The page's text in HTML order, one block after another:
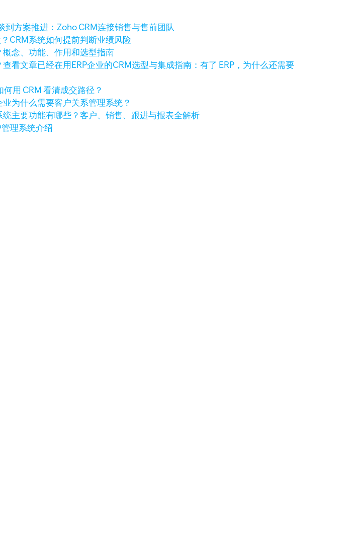
到方案推进：Zoho CRM连接销售与售前团队
CRM系统如何提前判断业绩风险
概念、功能、作用和选型指南
查看文章已经在用ERP企业的CRM选型与集成指南：有了 ERP，为什么还需要
用 CRM 看清成交路径？
为什么需要客户关系管理系统？
统主要功能有哪些？客户、销售、跟进与报表全解析
理系统介绍